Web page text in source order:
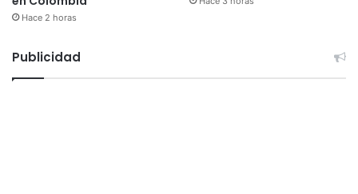
Hace 2 horas
Publicidad